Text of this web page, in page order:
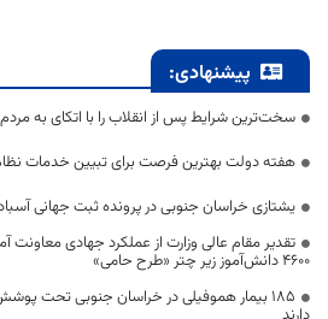
پیشنهادی:
سخت‌ترین شرایط پس از انقلاب را با اتکای به
هفته دولت بهترین فرصت برای تبیین خدمات
یشتازی خراسان جنوبی در پرونده ثبت جهانی
تقدیر مقام عالی وزارت از عملکرد جهادی
۴۶۰۰ دانش‌آموز زیر چتر «طرح حامی»
۱۸۵ بیمار هموفیلی در خراسان جنوبی تحت